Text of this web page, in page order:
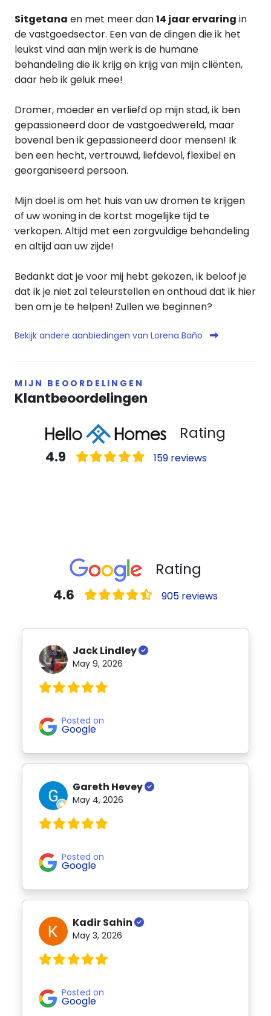
Sitgetana en met meer dan14 jaar ervaring in
de vastgoedsector. Een van de dingen die ik het
leukst vind aan mijn werk is de humane
behandeling die ik krijg en krijg van mijn cliënten,
daar heb ik geluk mee!
Dromer, moeder en verliefd op mijn stad, ik ben
gepassioneerd door de vastgoedwereld, maar
bovenal ben ik gepassioneerd door mensen! Ik
ben een hecht, vertrouwd, liefdevol, flexibel en
georganiseerd persoon.
Mijn doel is om het huis van uw dromen te krijgen
of uw woning in de kortst mogelijke tijd te
verkopen. Altijd met een zorgvuldige behandeling
en altijd aan uw zijde!
Bedankt dat je voor mij hebt gekozen, ik beloof je
dat ik je niet zal teleurstellen en onthoud dat ik hier
ben om je te helpen! Zullen we beginnen?
Bekijk andere aanbiedingen van Lorena Baño
MIJN BEOORDELINGEN
Klantbeoordelingen
Rating
4.9 159 reviews
Rating
4.6 905 reviews
Jack Lindley
May 9, 2026
Posted on
Google
Gareth Hevey
May 4, 2026
Posted on
Google
Kadir Sahin
May 3, 2026
Posted on
Google